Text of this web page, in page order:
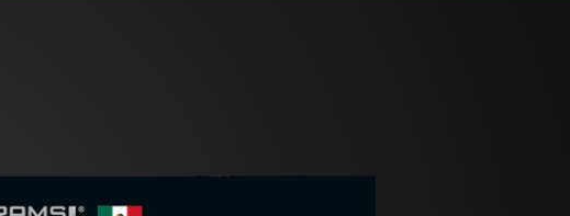
enfrían lentamente en el horno para alcanzar la